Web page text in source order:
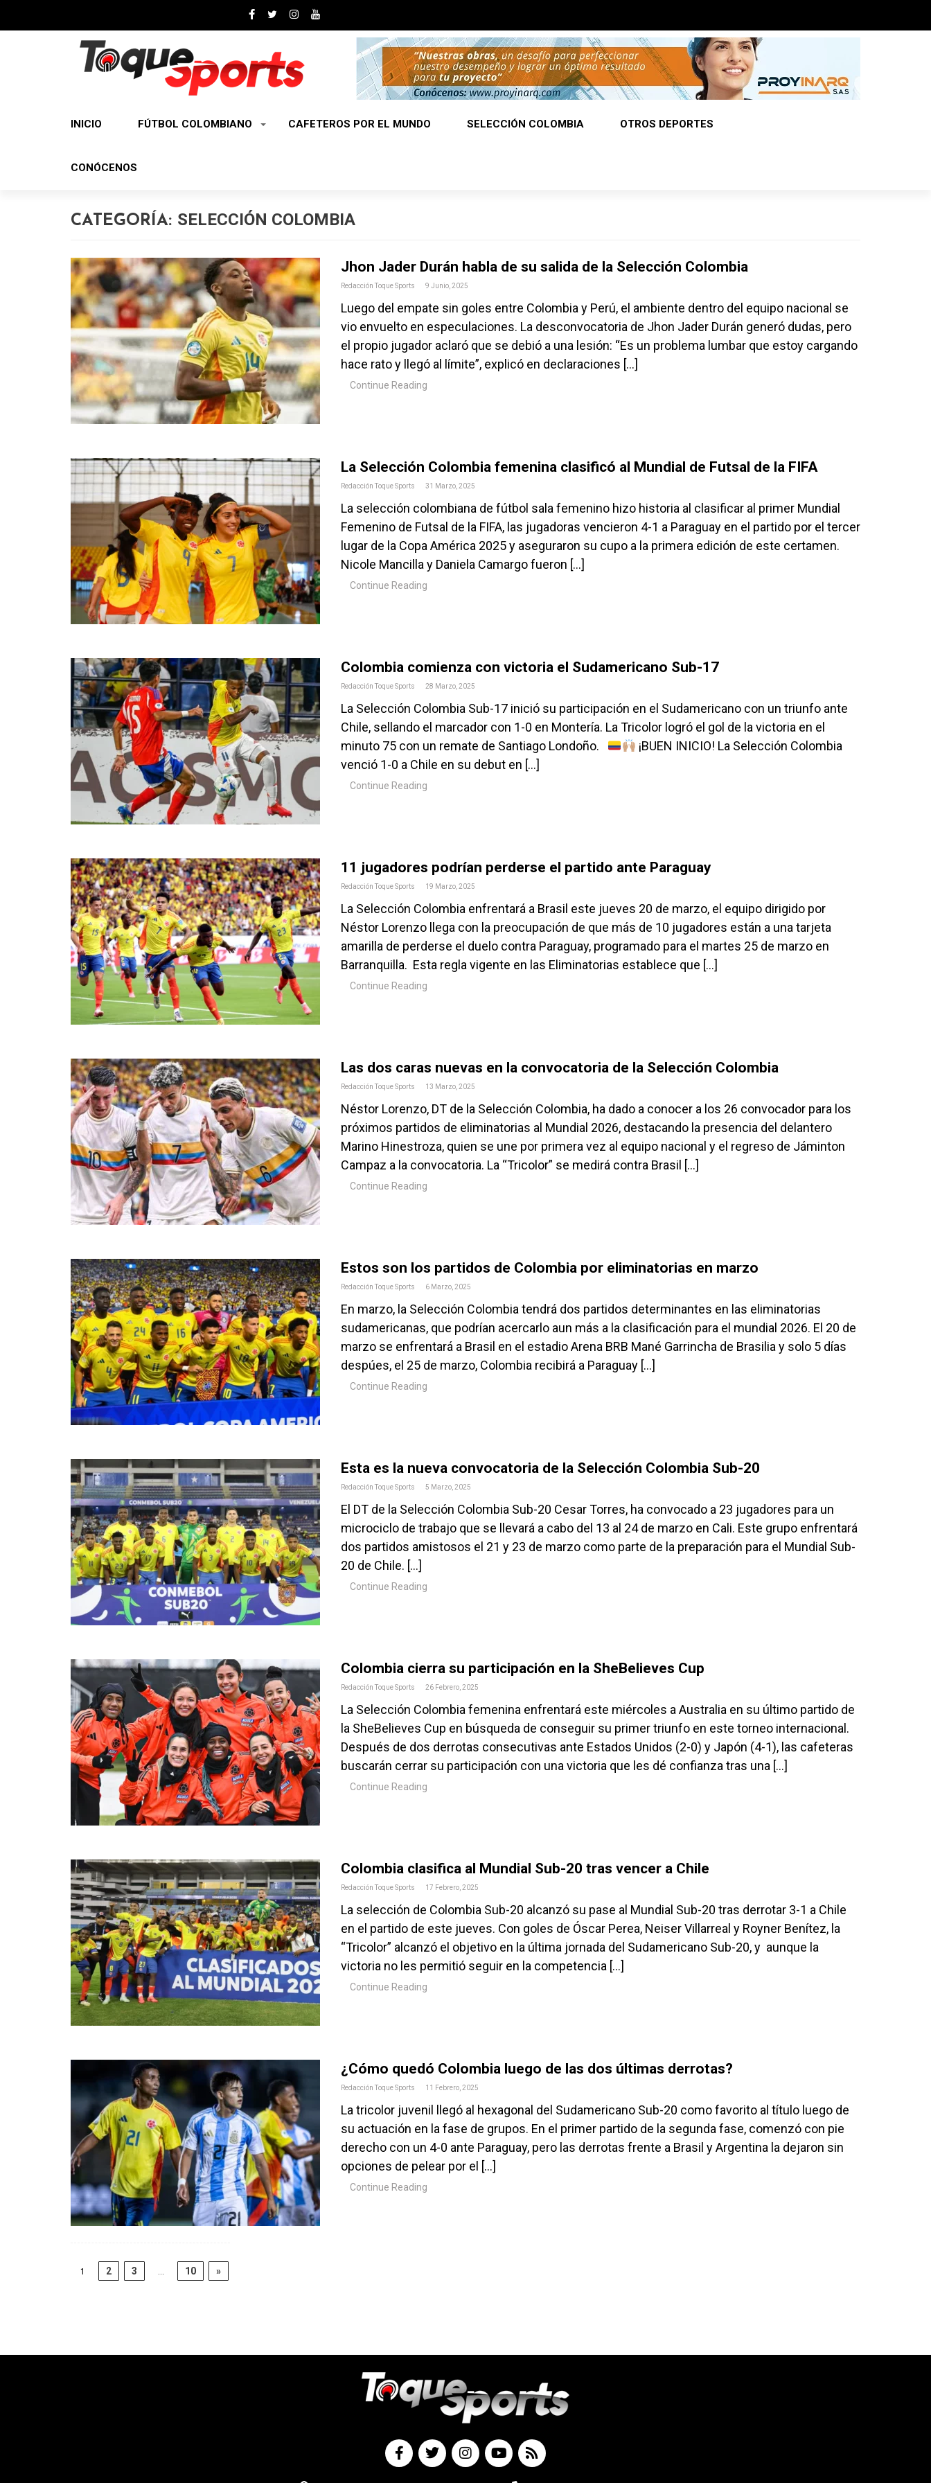
INICIO FÚTBOL COLOMBIANO CAFETEROS POR EL MUNDO SELECCIÓN COLOMBIA OTROS DEPORTES
CONÓCENOS
CATEGORÍA: SELECCIÓN COLOMBIA
Jhon Jader Durán habla de su salida de la Selección Colombia
Redacción Toque Sports 9 Junio, 2025
Luego del empate sin goles entre Colombia y Perú, el ambiente dentro del equipo nacional se
vio envuelto en especulaciones. La desconvocatoria de Jhon Jader Durán generó dudas, pero
el propio jugador aclaró que se debió a una lesión: “Es un problema lumbar que estoy cargando
hace rato y llegó al límite”, explicó en declaraciones […]
Continue Reading
La Selección Colombia femenina clasificó al Mundial de Futsal de la FIFA
Redacción Toque Sports 31 Marzo, 2025
La selección colombiana de fútbol sala femenino hizo historia al clasificar al primer Mundial
Femenino de Futsal de la FIFA, las jugadoras vencieron 4-1 a Paraguay en el partido por el tercer
lugar de la Copa América 2025 y aseguraron su cupo a la primera edición de este certamen.
Nicole Mancilla y Daniela Camargo fueron […]
Continue Reading
Colombia comienza con victoria el Sudamericano Sub-17
Redacción Toque Sports 28 Marzo, 2025
La Selección Colombia Sub-17 inició su participación en el Sudamericano con un triunfo ante
Chile, sellando el marcador con 1-0 en Montería. La Tricolor logró el gol de la victoria en el
minuto 75 con un remate de Santiago Londoño.
¡BUEN INICIO! La Selección Colombia
venció 1-0 a Chile en su debut en […]
Continue Reading
11 jugadores podrían perderse el partido ante Paraguay
Redacción Toque Sports 19 Marzo, 2025
La Selección Colombia enfrentará a Brasil este jueves 20 de marzo, el equipo dirigido por
Néstor Lorenzo llega con la preocupación de que más de 10 jugadores están a una tarjeta
amarilla de perderse el duelo contra Paraguay, programado para el martes 25 de marzo en
Barranquilla. Esta regla vigente en las Eliminatorias establece que […]
Continue Reading
Las dos caras nuevas en la convocatoria de la Selección Colombia
Redacción Toque Sports 13 Marzo, 2025
Néstor Lorenzo, DT de la Selección Colombia, ha dado a conocer a los 26 convocador para los
próximos partidos de eliminatorias al Mundial 2026, destacando la presencia del delantero
Marino Hinestroza, quien se une por primera vez al equipo nacional y el regreso de Jáminton
Campaz a la convocatoria. La “Tricolor” se medirá contra Brasil […]
Continue Reading
Estos son los partidos de Colombia por eliminatorias en marzo
Redacción Toque Sports 6 Marzo, 2025
En marzo, la Selección Colombia tendrá dos partidos determinantes en las eliminatorias
sudamericanas, que podrían acercarlo aun más a la clasificación para el mundial 2026. El 20 de
marzo se enfrentará a Brasil en el estadio Arena BRB Mané Garrincha de Brasilia y solo 5 días
despúes, el 25 de marzo, Colombia recibirá a Paraguay […]
Continue Reading
Esta es la nueva convocatoria de la Selección Colombia Sub-20
Redacción Toque Sports 5 Marzo, 2025
El DT de la Selección Colombia Sub-20 Cesar Torres, ha convocado a 23 jugadores para un
microciclo de trabajo que se llevará a cabo del 13 al 24 de marzo en Cali. Este grupo enfrentará
dos partidos amistosos el 21 y 23 de marzo como parte de la preparación para el Mundial Sub-
20 de Chile. […]
Continue Reading
Colombia cierra su participación en la SheBelieves Cup
Redacción Toque Sports 26 Febrero, 2025
La Selección Colombia femenina enfrentará este miércoles a Australia en su último partido de
la SheBelieves Cup en búsqueda de conseguir su primer triunfo en este torneo internacional.
Después de dos derrotas consecutivas ante Estados Unidos (2-0) y Japón (4-1), las cafeteras
buscarán cerrar su participación con una victoria que les dé confianza tras una […]
Continue Reading
Colombia clasifica al Mundial Sub-20 tras vencer a Chile
Redacción Toque Sports 17 Febrero, 2025
La selección de Colombia Sub-20 alcanzó su pase al Mundial Sub-20 tras derrotar 3-1 a Chile
en el partido de este jueves. Con goles de Óscar Perea, Neiser Villarreal y Royner Benítez, la
“Tricolor” alcanzó el objetivo en la última jornada del Sudamericano Sub-20, y aunque la
victoria no les permitió seguir en la competencia […]
Continue Reading
¿Cómo quedó Colombia luego de las dos últimas derrotas?
Redacción Toque Sports 11 Febrero, 2025
La tricolor juvenil llegó al hexagonal del Sudamericano Sub-20 como favorito al título luego de
su actuación en la fase de grupos. En el primer partido de la segunda fase, comenzó con pie
derecho con un 4-0 ante Paraguay, pero las derrotas frente a Brasil y Argentina la dejaron sin
opciones de pelear por el […]
Continue Reading
1 2 3 … 10 »